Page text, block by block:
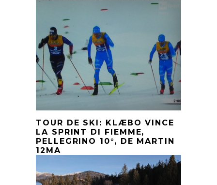
TOUR DE SKI: KLÆBO VINCE
LA SPRINT DI FIEMME,
PELLEGRINO 10°, DE MARTIN
12MA